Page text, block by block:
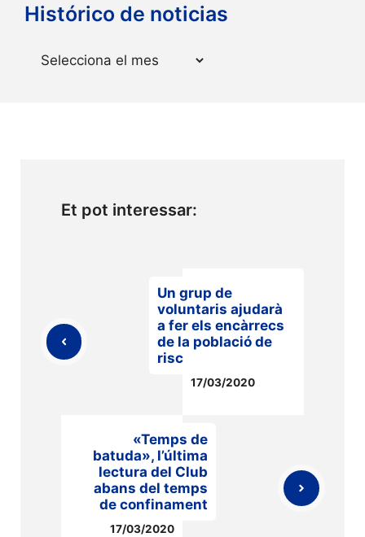
Histórico de noticias
Arxius
Et pot interessar:
Un grup de
voluntaris ajudarà
a fer els encàrrecs
de la població de
risc
17/03/2020
«Temps de
batuda», l’última
lectura del Club
abans del temps
de confinament
17/03/2020